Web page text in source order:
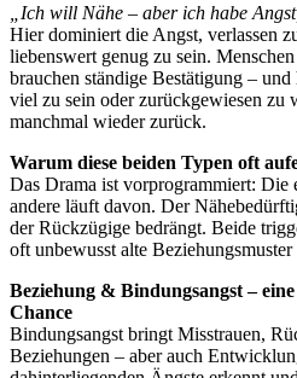
„Ich will Nähe – aber ich habe
Hier dominiert die Angst, verlassen
liebenswert genug zu sein.
brauchen ständige Bestätigung –
viel zu sein oder zurückgewiesen zu
manchmal wieder zurück.
Warum diese beiden Typen oft
Das Drama ist vorprogrammiert: Die
andere läuft davon. Der
der Rückzügige bedrängt. Beide
oft unbewusst alte
Beziehung & Bindungsangst –
Chance
Bindungsangst bringt Misstrauen,
Beziehungen – aber auch